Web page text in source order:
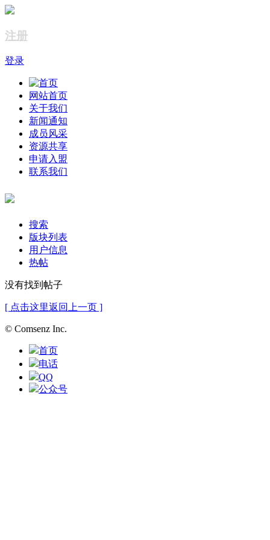
注册
登录
网站首页
关于我们
新闻通知
成员风采
资源共享
申请入盟
联系我们
搜索
版块列表
用户信息
热帖
没有找到帖子
[ 点击这里返回上一页 ]
© Comsenz Inc.
首页
电话
QQ
公众号